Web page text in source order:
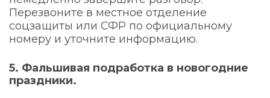
Перезвоните в местное отделение
соцзащиты или СФР по официальному
номеру и уточните информацию.
5. Фальшивая подработка в новогодние
праздники.